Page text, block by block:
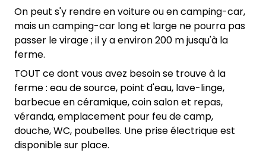
On peut s'y rendre en voiture ou en camping-car,
mais un camping-car long et large ne pourra pas
passer le virage ; il y a environ 200 m jusqu'à la
ferme.
TOUT ce dont vous avez besoin se trouve à la
ferme : eau de source, point d'eau, lave-linge,
barbecue en céramique, coin salon et repas,
véranda, emplacement pour feu de camp,
douche, WC, poubelles. Une prise électrique est
disponible sur place.